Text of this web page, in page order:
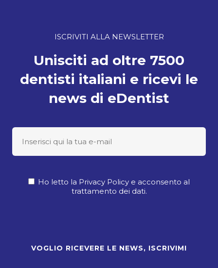
ISCRIVITI ALLA NEWSLETTER
Unisciti ad oltre 7500
dentisti italiani e ricevi le
news di eDentist
Ho letto la Privacy Policy e acconsento al
trattamento dei dati.